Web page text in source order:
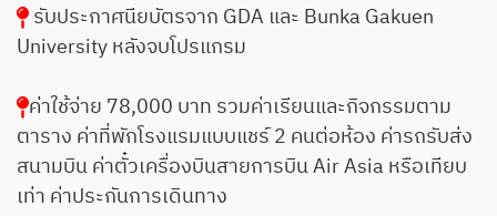
รับประกาศนียบัตรจาก GDA และ Bunka Gakuen
University หลังจบโปรแกรม
ค่าใช้จ่าย 78,000 บาท รวมค่าเรียนและกิจกรรมตาม
ตาราง ค่าที่พักโรงแรมแบบแชร์ 2 คนต่อห้อง ค่ารถรับส่ง
สนามบิน ค่าตั๋วเครื่องบินสายการบิน Air Asia หรือเทียบ
เท่า ค่าประกันการเดินทาง